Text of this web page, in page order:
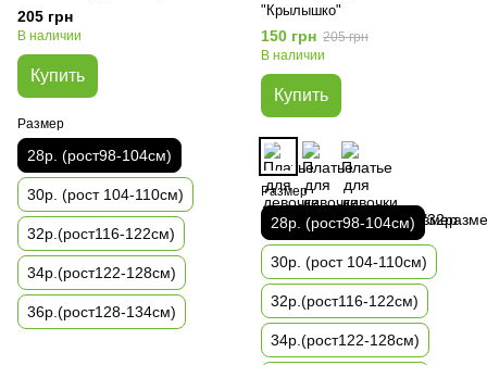
205 грн
В наличии
Купить
Размер
28р. (рост98-104см)
30р. (рост 104-110см)
32р.(рост116-122см)
34р.(рост122-128см)
36р.(рост128-134см)
"Крылышко"
150 грн 205 грн
В наличии
Купить
Размер
28р. (рост98-104см)
30р. (рост 104-110см)
32р.(рост116-122см)
34р.(рост122-128см)